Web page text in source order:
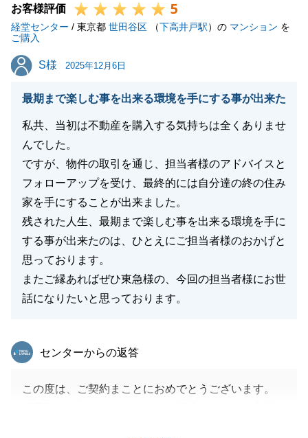
お客様評価 5
経堂センター / 東京都 世田谷区 （下高井戸駅）の マンション を
ご購入
S様
S様 2025年12月6日
最期まで楽しむ事を出来る環境を手にする事が出来た
私共、当初は不動産を購入する気持ちは全くありませ
んでした。
ですが、物件の取引を通じ、担当者様のアドバイスと
フォローアップを受け、最終的には自分達の終の住み
家を手にすることが出来ました。
残された人生、最期まで楽しむ事を出来る環境を手に
する事が出来たのは、ひとえにご担当者様のおかげと
思っております。
またご縁あればぜひ東急様の、今回の担当者様にお世
話になりたいと思っております。
東急リバブル
センターからの返答
この度は、ご契約まことにおめでとうございます。